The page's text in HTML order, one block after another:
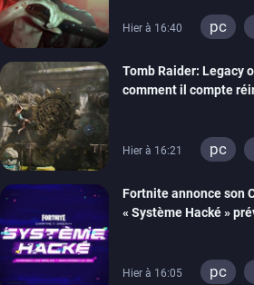
Hier à 16:40 pc
Tomb Raider: Legacy
comment il compte
Hier à 16:21 pc
Fortnite annonce son
« Système Hacké »
Hier à 16:05 pc